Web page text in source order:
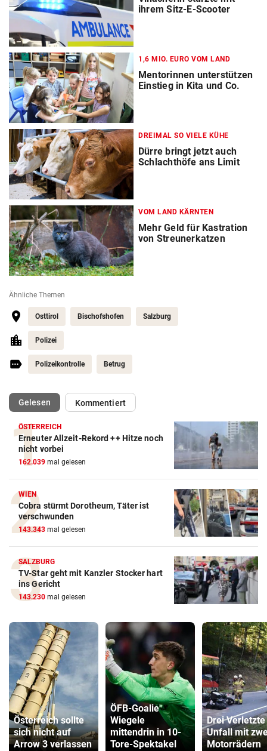
ihrem Sitz-E-Scooter
1,6 MIO. EURO VOM LAND
Mentorinnen unterstützen
Einstieg in Kita und Co.
DREIMAL SO VIELE KÜHE
Dürre bringt jetzt auch
Schlachthöfe ans Limit
VOM LAND KÄRNTEN
Mehr Geld für Kastration
von Streunerkatzen
Ähnliche Themen
Osttirol Bischofshofen Salzburg
Polizei
Polizeikontrolle Betrug
Gelesen(ausgewählt)Kommentiert
ÖSTERREICH
Erneuter Allzeit-Rekord ++ Hitze noch
nicht vorbei
162.039 mal gelesen
WIEN
Cobra stürmt Dorotheum, Täter ist
verschwunden
143.343 mal gelesen
SALZBURG
TV-Star geht mit Kanzler Stocker hart
ins Gericht
143.230 mal gelesen
Österreich sollte
sich nicht auf
Arrow 3 verlassen
ÖFB-Goalie
Wiegele
mittendrin in 10-
Tore-Spektakel
Drei
Unfall mit
Motorrädern